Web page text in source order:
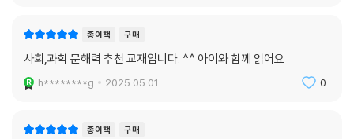
종이책 구매
사회,과학 문해력 추천 교재입니다. ^^ 아이와 함께 읽어요
h********g 2025.05.01. 0
종이책 구매